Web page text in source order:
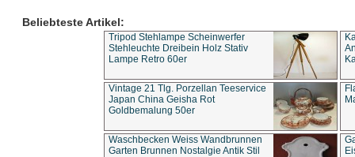
Beliebteste Artikel:
Tripod Stehlampe Scheinwerfer
Stehleuchte Dreibein Holz Stativ
Lampe Retro 60er
Vintage 21 Tlg. Porzellan Teeservice
Japan China Geisha Rot
Goldbemalung 50er
Waschbecken Weiss Wandbrunnen
Garten Brunnen Nostalgie Antik Stil